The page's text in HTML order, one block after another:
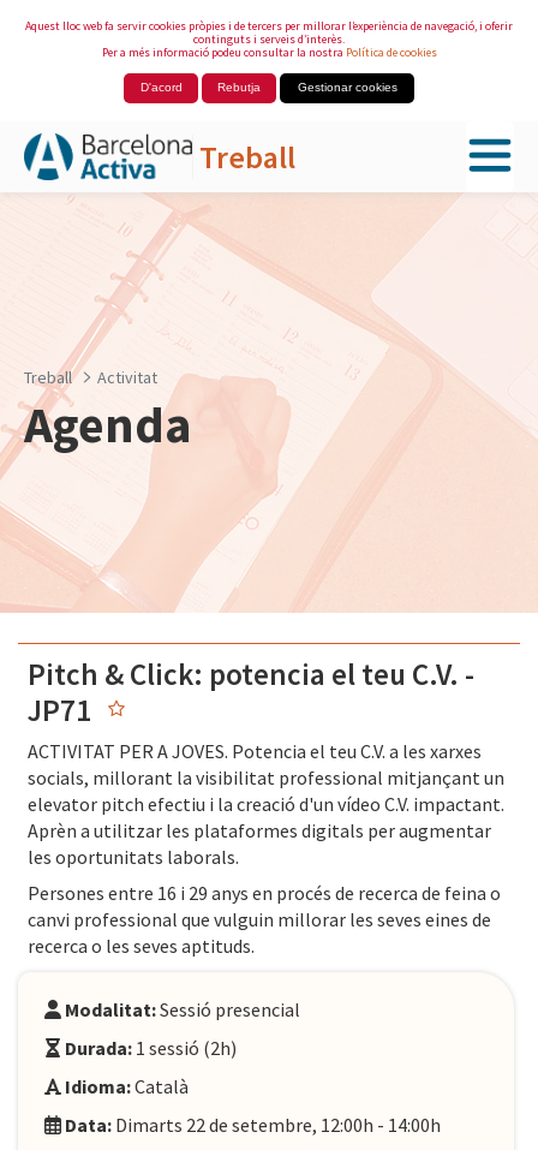
Aquest lloc web fa servir cookies pròpies i de tercers per millorar l’experiència de navegació, i oferir
continguts i serveis d’interès.
Per a més informació podeu consultar la nostra Política de cookies
D'acord Rebutja Gestionar cookies
Treball
Salta al contingut principal
Treball Activitat
Agenda
Pitch & Click: potencia el teu C.V. -
JP71
ACTIVITAT PER A JOVES. Potencia el teu C.V. a les xarxes
socials, millorant la visibilitat professional mitjançant un
elevator pitch efectiu i la creació d'un vídeo C.V. impactant.
Aprèn a utilitzar les plataformes digitals per augmentar
les oportunitats laborals.
Persones entre 16 i 29 anys en procés de recerca de feina o
canvi professional que vulguin millorar les seves eines de
recerca o les seves aptituds.
Modalitat:Sessió presencial
Durada: 1 sessió (2h)
Idioma:Català
Data: Dimarts 22 de setembre, 12:00h - 14:00h